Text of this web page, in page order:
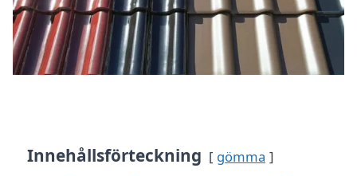
Innehållsförteckning gömma